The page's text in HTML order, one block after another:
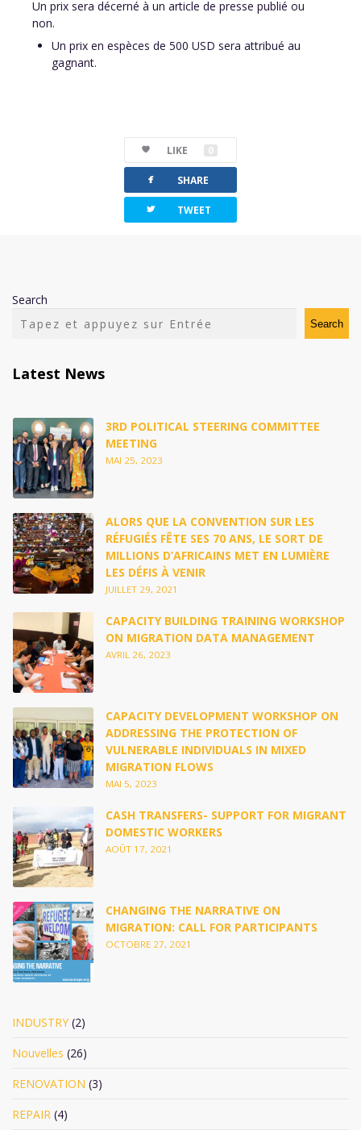
Un prix sera décerné à un article de presse publié ou
non.
Un prix en espèces de 500 USD sera attribué au
gagnant.
LIKE 0
facebook SHARE
twitterbird TWEET
Search
Search
Latest News
3RD POLITICAL STEERING COMMITTEE
MEETING
MAI 25, 2023
ALORS QUE LA CONVENTION SUR LES
RÉFUGIÉS FÊTE SES 70 ANS, LE SORT DE
MILLIONS D’AFRICAINS MET EN LUMIÈRE
LES DÉFIS À VENIR
JUILLET 29, 2021
CAPACITY BUILDING TRAINING WORKSHOP
ON MIGRATION DATA MANAGEMENT
AVRIL 26, 2023
CAPACITY DEVELOPMENT WORKSHOP ON
ADDRESSING THE PROTECTION OF
VULNERABLE INDIVIDUALS IN MIXED
MIGRATION FLOWS
MAI 5, 2023
CASH TRANSFERS- SUPPORT FOR MIGRANT
DOMESTIC WORKERS
AOÛT 17, 2021
CHANGING THE NARRATIVE ON
MIGRATION: CALL FOR PARTICIPANTS
OCTOBRE 27, 2021
INDUSTRY (2)
Nouvelles (26)
RENOVATION (3)
REPAIR (4)